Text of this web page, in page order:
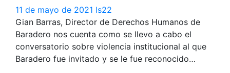
11 de mayo de 2021 ls22
Gian Barras, Director de Derechos Humanos de
Baradero nos cuenta como se llevo a cabo el
conversatorio sobre violencia institucional al que
Baradero fue invitado y se le fue reconocido…